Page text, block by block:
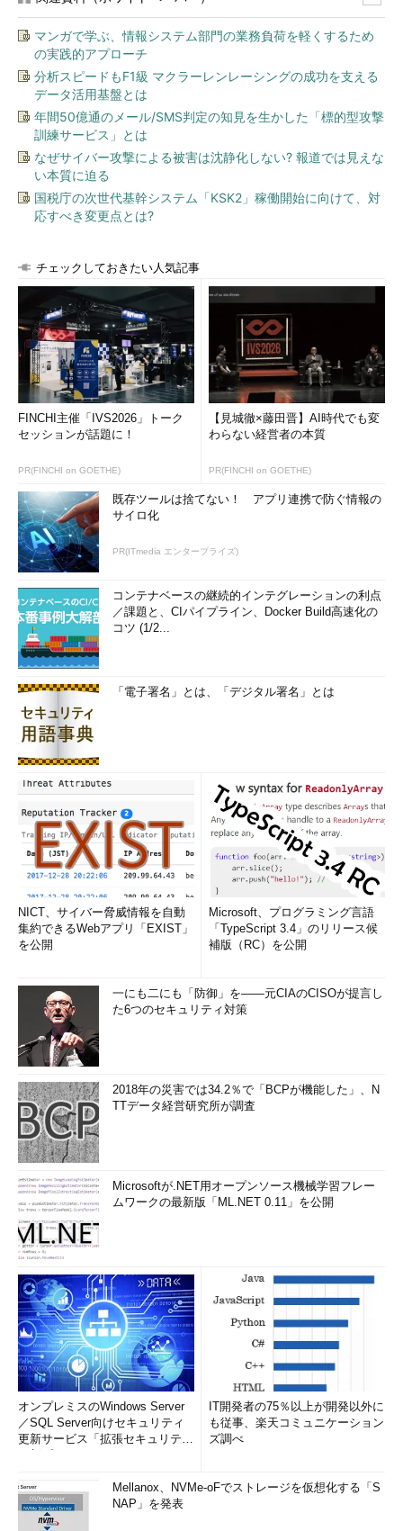
る「窓口」であるVDIポータル（RD Webアクセス）
複数の仮想マシンをプール化する機能
ール化したところ
例えばクライアントからWindows XPの仮想マシ
ンが要求されると、VDIはこのプールから空いてい
る仮想マシンを選んで割り当てることができる。
仮想マシンをホストするためのHyper-V 2.0
クライアントからの接続要求を適切な仮想デスクトップに
ネットワーク遮断などを考慮して既存の接続を管理する接
続ブローカ
リモート・デスクトップ・サービスの管
理画面
（1）上述の接続ブローカを設定する
利用しなくなった仮想マシンを保存状態にし、ハイパーバ
イザ・リソースを自動解放する機能
アプリケーションをリモートから利用するための
RemoteApp
RemoteAppの管理画面
RemoteAppで提供するアプリケーションの設定
や、VDIポータル（RD Webアクセス）に表示され
るリソースの設定などが可能。
仮想マシンからプロファイルを独立させる移動ユーザー・
プロファイル（Active Directoryのグループ・ポリシー）
仮想デスクトップとアプリケーションを分離して管理する
App-V
クライアント・マシンと仮想デスクトップとの通信で利用
するRDP
エンドユーザーは、VDIによって提供される仮想マシンやアプ
リケーションを、VDIポータル（RD Webアクセス）と呼ばれる
Webサイトから利用できる。
マンガで学ぶ、情報システム部門の業務負荷を軽くするため
の実践的アプローチ
分析スピードもF1級 マクラーレンレーシングの成功を支える
データ活用基盤とは
年間50億通のメール/SMS判定の知見を生かした「標的型攻撃
訓練サービス」とは
なぜサイバー攻撃による被害は沈静化しない? 報道では見えな
い本質に迫る
国税庁の次世代基幹システム「KSK2」稼働開始に向けて、対
応すべき変更点とは?
チェックしておきたい人気記事
FINCHI主催「IVS2026」トーク
セッションが話題に！
PR(FINCHI on GOETHE)
【見城徹×藤田晋】AI時代でも変
わらない経営者の本質
PR(FINCHI on GOETHE)
既存ツールは捨てない！ アプリ連携で防ぐ情報の
サイロ化
PR(ITmedia エンタープライズ)
コンテナベースの継続的インテグレーションの利点
／課題と、CIパイプライン、Docker Build高速化の
コツ (1/2...
「電子署名」とは、「デジタル署名」とは
NICT、サイバー脅威情報を自動
集約できるWebアプリ「EXIST」
を公開
Microsoft、プログラミング言語
「TypeScript 3.4」のリリース候
補版（RC）を公開
一にも二にも「防御」を――元CIAのCISOが提言し
た6つのセキュリティ対策
2018年の災害では34.2％で「BCPが機能した」、N
TTデータ経営研究所が調査
Microsoftが.NET用オープンソース機械学習フレー
ムワークの最新版「ML.NET 0.11」を公開
オンプレミスのWindows Server
／SQL Server向けセキュリティ
更新サービス「拡張セキュリティ
IT開発者の75％以上が開発以外に
も従事、楽天コミュニケーション
ズ調べ
Mellanox、NVMe-oFでストレージを仮想化する「S
NAP」を発表